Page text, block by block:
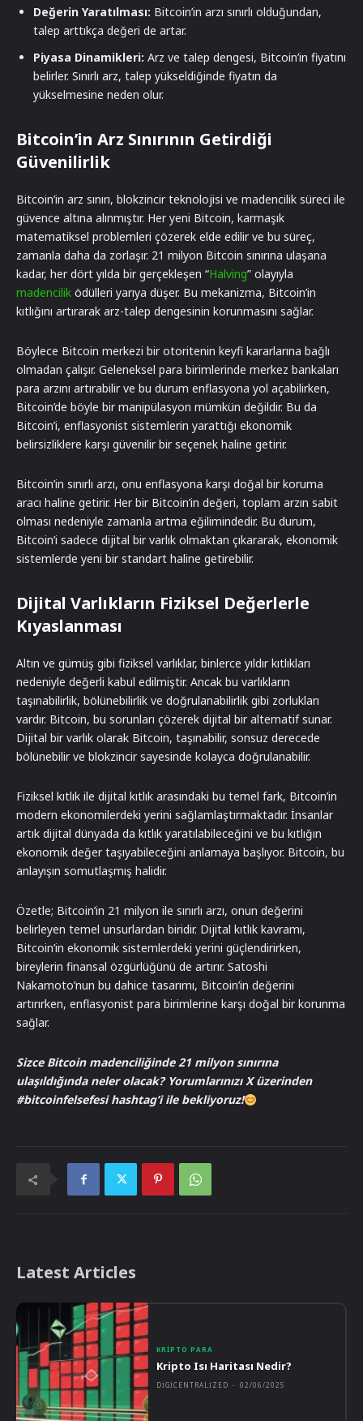
Değerin Yaratılması: Bitcoin’in arzı sınırlı olduğundan,
talep arttıkça değeri de artar.
Piyasa Dinamikleri: Arz ve talep dengesi, Bitcoin’in fiyatını
belirler. Sınırlı arz, talep yükseldiğinde fiyatın da
yükselmesine neden olur.
Bitcoin’in Arz Sınırının Getirdiği
Güvenilirlik
Bitcoin’in arz sınırı, blokzincir teknolojisi ve madencilik süreci ile
güvence altına alınmıştır. Her yeni Bitcoin, karmaşık
matematiksel problemleri çözerek elde edilir ve bu süreç,
zamanla daha da zorlaşır. 21 milyon Bitcoin sınırına ulaşana
kadar, her dört yılda bir gerçekleşen “Halving” olayıyla
madencilik ödülleri yarıya düşer. Bu mekanizma, Bitcoin’in
kıtlığını artırarak arz-talep dengesinin korunmasını sağlar.
Böylece Bitcoin merkezi bir otoritenin keyfi kararlarına bağlı
olmadan çalışır. Geleneksel para birimlerinde merkez bankaları
para arzını artırabilir ve bu durum enflasyona yol açabilirken,
Bitcoin’de böyle bir manipülasyon mümkün değildir. Bu da
Bitcoin’i, enflasyonist sistemlerin yarattığı ekonomik
belirsizliklere karşı güvenilir bir seçenek haline getirir.
Bitcoin’in sınırlı arzı, onu enflasyona karşı doğal bir koruma
aracı haline getirir. Her bir Bitcoin’in değeri, toplam arzın sabit
olması nedeniyle zamanla artma eğilimindedir. Bu durum,
Bitcoin’i sadece dijital bir varlık olmaktan çıkararak, ekonomik
sistemlerde yeni bir standart haline getirebilir.
Dijital Varlıkların Fiziksel Değerlerle
Kıyaslanması
Altın ve gümüş gibi fiziksel varlıklar, binlerce yıldır kıtlıkları
nedeniyle değerli kabul edilmiştir. Ancak bu varlıkların
taşınabilirlik, bölünebilirlik ve doğrulanabilirlik gibi zorlukları
vardır. Bitcoin, bu sorunları çözerek dijital bir alternatif sunar.
Dijital bir varlık olarak Bitcoin, taşınabilir, sonsuz derecede
bölünebilir ve blokzincir sayesinde kolayca doğrulanabilir.
Fiziksel kıtlık ile dijital kıtlık arasındaki bu temel fark, Bitcoin’in
modern ekonomilerdeki yerini sağlamlaştırmaktadır. İnsanlar
artık dijital dünyada da kıtlık yaratılabileceğini ve bu kıtlığın
ekonomik değer taşıyabileceğini anlamaya başlıyor. Bitcoin, bu
anlayışın somutlaşmış halidir.
Özetle; Bitcoin’in 21 milyon ile sınırlı arzı, onun değerini
belirleyen temel unsurlardan biridir. Dijital kıtlık kavramı,
Bitcoin’in ekonomik sistemlerdeki yerini güçlendirirken,
bireylerin finansal özgürlüğünü de artırır. Satoshi
Nakamoto’nun bu dahice tasarımı, Bitcoin’in değerini
artırırken, enflasyonist para birimlerine karşı doğal bir korunma
sağlar.
Sizce Bitcoin madenciliğinde 21 milyon sınırına
ulaşıldığında neler olacak? Yorumlarınızı X üzerinden
#bitcoinfelsefesi hashtag’i ile bekliyoruz!
Latest Articles
KRIPTO PARA
Kripto Isı Haritası Nedir?
DIGICENTRALIZED - 02/06/2025